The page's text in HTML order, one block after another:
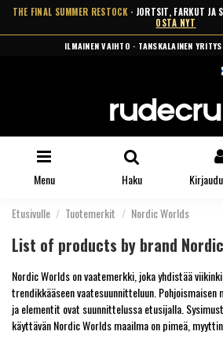
THE FINAL SUMMER RESTOCK · JORTSIT, FARKUT JA
OSTA NYT
ILMAINEN VAIHTO · TANSKALAINEN
Menu Haku
Etusivulle Tuotemerkit Nordic Worlds
List of products by brand
Nordic Worlds on vaatemerkki, joka yhdistää
trendikkääseen vaatesuunnitteluun.
ja elementit ovat suunnittelussa etusijalla.
käyttävän Nordic Worlds maailma on pimeä,